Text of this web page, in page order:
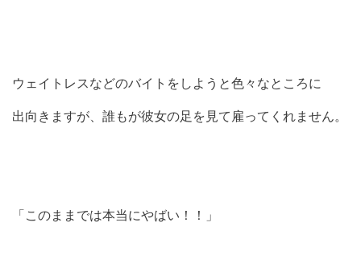
ウェイトレスなどのバイトをしようと色々なところに
出向きますが、誰もが彼女の足を見て雇ってくれません。
「このままでは本当にやばい！！」